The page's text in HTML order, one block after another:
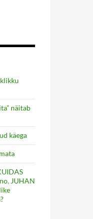
näitab
käega
, JUHAN